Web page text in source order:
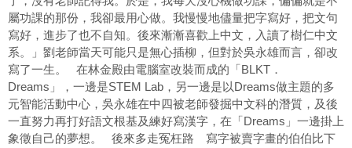
屬功課的那份，我卻最用心做。我慢慢地儘量把字寫好，把文句
寫好，進步了也不自知。後來漸漸喜歡上中文，入讀了樹仁中文
系。」劉老師當天可能只是無心插柳，但對於吳永雄而言，卻改
寫了一生。 在林金殿由電腦室改裝而成的「BLKT．
Dreams」，一邊是STEM Lab，另一邊是以Dreams做主題的多
元智能活動中心，吳永雄在中四被老師發掘中文科的潛質，及後
一直努力再打好語文根基及練好寫漢字，在「Dreams」一邊掛上
象徵自己的夢想。 後來多走冤枉路 寫字被賣字畫的伯伯比下